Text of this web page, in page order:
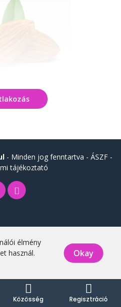
- Minden jog fenntartva - ÁSZF-
tájékoztató
élmény
használ.
Okay
Közösség Regisztráció